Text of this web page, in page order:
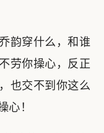
韵穿什么，和谁
劳你操心，反正
也交不到你这么
心！